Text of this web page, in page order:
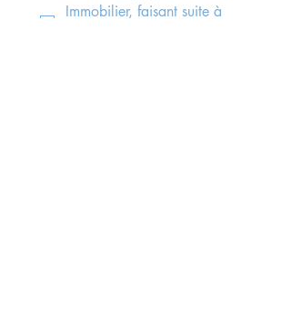
Immobilier, faisant suite à